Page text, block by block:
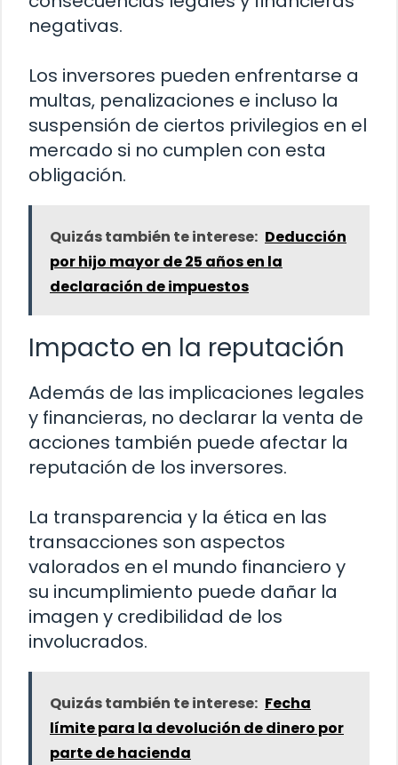
negativas.
Los inversores pueden enfrentarse a
multas, penalizaciones e incluso la
suspensión de ciertos privilegios en el
mercado si no cumplen con esta
obligación.
Quizás también te interese: Deducción
por hijo mayor de 25 años en la
declaración de impuestos
Impacto en la reputación
Además de las implicaciones legales
y financieras, no declarar la venta de
acciones también puede afectar la
reputación de los inversores.
La transparencia y la ética en las
transacciones son aspectos
valorados en el mundo financiero y
su incumplimiento puede dañar la
imagen y credibilidad de los
involucrados.
Quizás también te interese: Fecha
límite para la devolución de dinero por
parte de hacienda